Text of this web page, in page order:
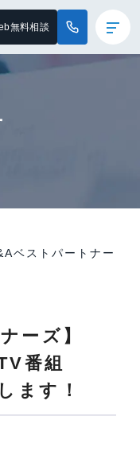
無料相談
ベストパートナーズ
ーズ】
番組
ます！